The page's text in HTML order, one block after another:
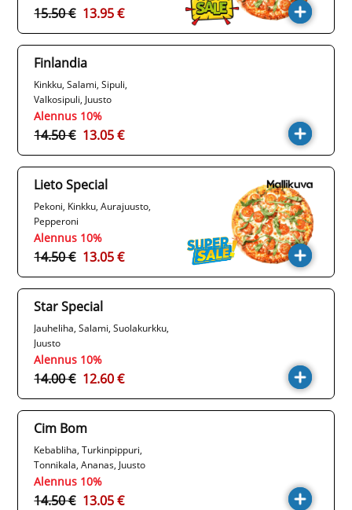
15.50 € 13.95 €
Finlandia
Kinkku, Salami, Sipuli,
Valkosipuli, Juusto
Alennus 10%
14.50 € 13.05 €
Lieto Special
Pekoni, Kinkku, Aurajuusto,
Pepperoni
Alennus 10%
14.50 € 13.05 €
Star Special
Jauheliha, Salami, Suolakurkku,
Juusto
Alennus 10%
14.00 € 12.60 €
Cim Bom
Kebabliha, Turkinpippuri,
Tonnikala, Ananas, Juusto
Alennus 10%
14.50 € 13.05 €